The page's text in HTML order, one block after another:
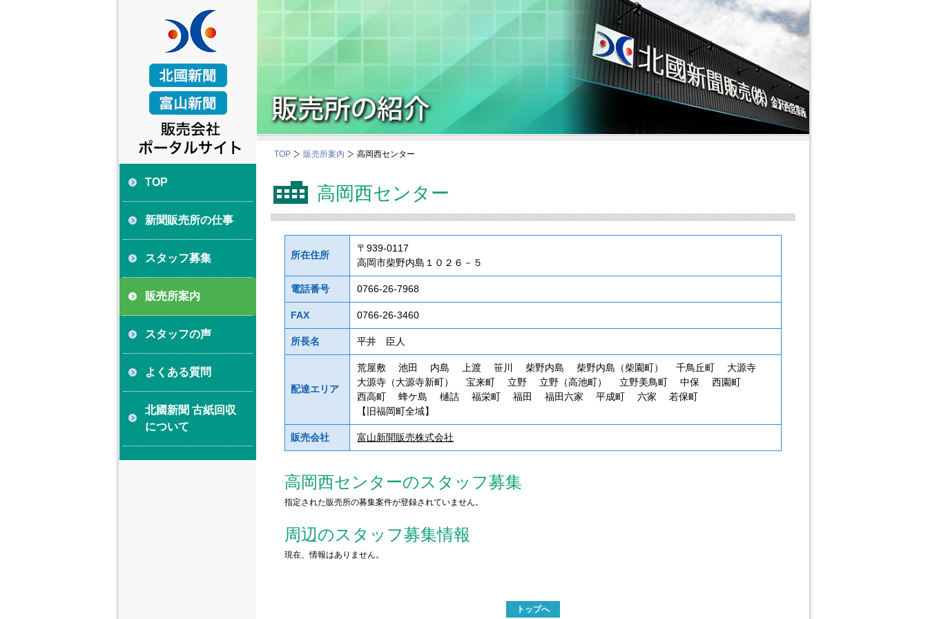
TOP 販売所案内 高岡西センター
高岡西センター
所在住所
〒939-0117
高岡市柴野内島１０２６－５
電話番号 0766-26-7968
FAX 0766-26-3460
所長名 平井 臣人
配達エリア
荒屋敷 池田 内島 上渡 笹川 柴野内島 柴野内島（柴園町） 千鳥丘町
大源寺
大源寺（大源寺新町）
宝来町 立野 立野（高池町） 立野美鳥町 中保
西園町
西高町
蜂ケ島 樋詰 福栄町 福田 福田六家 平成町 六家
若保町
【旧福岡町全域】
販売会社 富山新聞販売株式会社
高岡西センターのスタッフ募集
指定された販売所の募集案件が登録されていません。
周辺のスタッフ募集情報
現在、情報はありません。
トップへ
TOP
新聞販売所の仕事
スタッフ募集
販売所案内
スタッフの声
よくある質問
北國新聞 古紙回収
について